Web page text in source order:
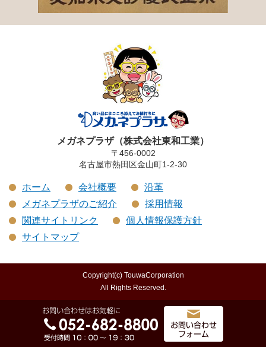
メガネプラザ（株式会社東和工業）
〒456-0002
名古屋市熱田区金山町1-2-30
ホーム 会社概要
沿革
メガネプラザのご紹介
採用情報
関連サイトリンク
個人情報保護方針
サイトマップ
Copyright(c) TouwaCorporation
All Rights Reserved.